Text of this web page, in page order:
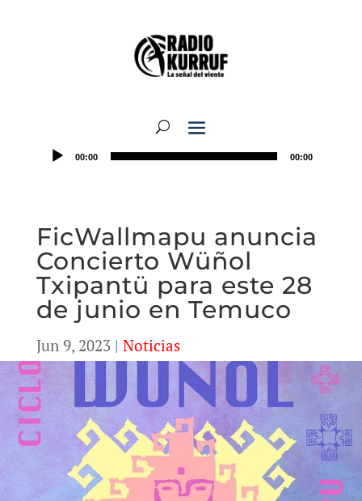
00:00 00:00
FicWallmapu anuncia
Concierto Wüñol
Txipantü para este 28
de junio en Temuco
Jun 9, 2023| Noticias